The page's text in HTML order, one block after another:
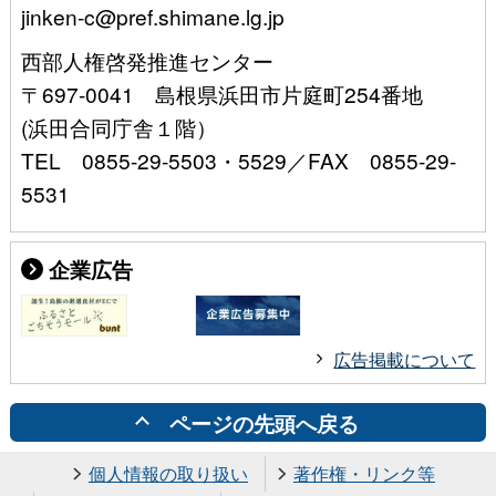
jinken-c@pref.shimane.lg.jp
西部人権啓発推進センター
〒697-0041 島根県浜田市片庭町254番地
(浜田合同庁舎１階）
TEL 0855-29-5503・5529／FAX 0855-29-
5531
企業広告
広告掲載について
ページの先頭へ戻る
個人情報の取り扱い 著作権・リンク等